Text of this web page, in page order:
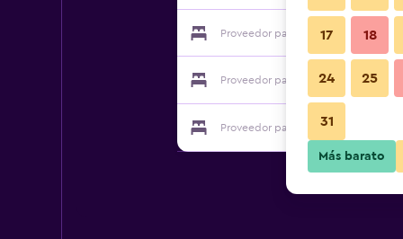
Proveedor para Hotel y Bungalows
Proveedor para Hotel y Bungalows
Proveedor para Hotel y Bungalows
17 18
24 25
31
Más barato